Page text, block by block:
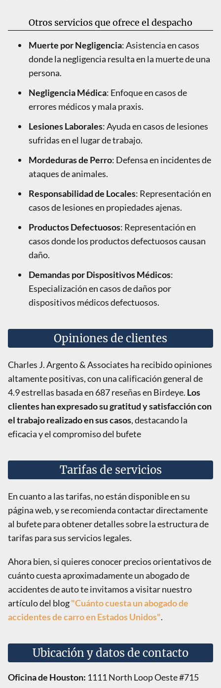
Otros servicios que ofrece el despacho
Muerte por Negligencia: Asistencia en casos
donde la negligencia resulta en la muerte de una
persona.
Negligencia Médica: Enfoque en casos de
errores médicos y mala praxis.
Lesiones Laborales: Ayuda en casos de lesiones
sufridas en el lugar de trabajo.
Mordeduras de Perro: Defensa en incidentes de
ataques de animales.
Responsabilidad de Locales: Representación en
casos de lesiones en propiedades ajenas.
Productos Defectuosos: Representación en
casos donde los productos defectuosos causan
daño.
Demandas por Dispositivos Médicos:
Especialización en casos de daños por
dispositivos médicos defectuosos.
Opiniones de clientes
Charles J. Argento & Associates ha recibido opiniones
altamente positivas, con una calificación general de
4.9 estrellas basada en 687 reseñas en Birdeye. Los
clientes han expresado su gratitud y satisfacción con
el trabajo realizado en sus casos, destacando la
eficacia y el compromiso del bufete
Tarifas de servicios
En cuanto a las tarifas, no están disponible en su
página web, y se recomienda contactar directamente
al bufete para obtener detalles sobre la estructura de
tarifas para sus servicios legales.
Ahora bien, si quieres conocer precios orientativos de
cuánto cuesta aproximadamente un abogado de
accidentes de auto te invitamos a visitar nuestro
artículo del blog"Cuánto cuesta un abogado de
accidentes de carro en Estados Unidos".
Ubicación y datos de contacto
Oficina de Houston: 1111 North Loop Oeste #715